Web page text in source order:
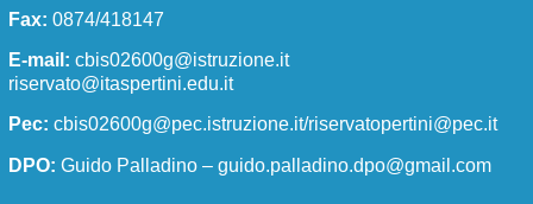
I numeri della scuola
La scuola in numeri
Fax: 0874/418147
E-mail: cbis02600g@istruzione.it
riservato@itaspertini.edu.it
Pec: cbis02600g@pec.istruzione.it/riservatopertini@pec.it
DPO: Guido Palladino – guido.palladino.dpo@gmail.com